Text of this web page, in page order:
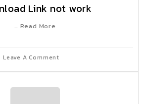
Link not work
… Read More
Leave A Comment